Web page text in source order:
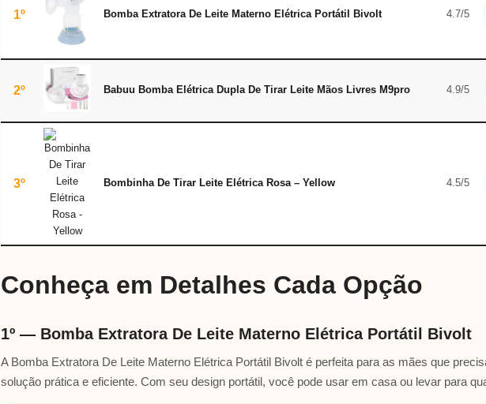
1º Bomba Extratora De Leite Materno Elétrica Portátil Bivolt 4.7/5
2º Babuu Bomba Elétrica Dupla De Tirar Leite Mãos Livres M9pro 4.9/5
3º Bombinha De Tirar Leite Elétrica Rosa – Yellow 4.5/5
Conheça em Detalhes Cada Opção
1º — Bomba Extratora De Leite Materno Elétrica Portátil Bivolt
A Bomba Extratora De Leite Materno Elétrica Portátil Bivolt é perfeita para as mães que
solução prática e eficiente. Com seu design portátil, você pode usar em casa ou levar para